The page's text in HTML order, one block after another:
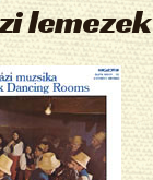
lemezek